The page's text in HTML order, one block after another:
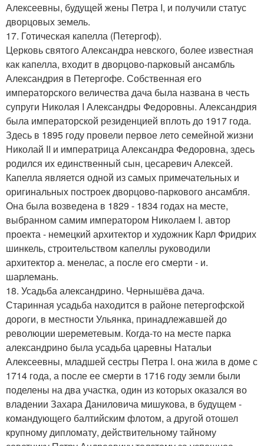
Алексеевны, будущей жены Петра I, и получили статус
дворцовых земель.
17. Готическая капелла (Петергоф).
Церковь святого Александра невского, более известная
как капелла, входит в дворцово-парковый ансамбль
Александрия в Петергофе. Собственная его
императорского величества дача была названа в честь
супруги Николая I Александры Федоровны. Александрия
была императорской резиденцией вплоть до 1917 года.
Здесь в 1895 году провели первое лето семейной жизни
Николай II и императрица Александра Федоровна, здесь
родился их единственный сын, цесаревич Алексей.
Капелла является одной из самых примечательных и
оригинальных построек дворцово-паркового ансамбля.
Она была возведена в 1829 - 1834 годах на месте,
выбранном самим императором Николаем I. автор
проекта - немецкий архитектор и художник Карл Фридрих
шинкель, строительством капеллы руководили
архитектор а. менелас, а после его смерти - и.
шарлемань.
18. Усадьба александрино. Чернышёва дача.
Старинная усадьба находится в районе петергофской
дороги, в местности Ульянка, принадлежавшей до
революции шереметевым. Когда-то на месте парка
александрино была усадьба царевны Натальи
Алексеевны, младшей сестры Петра I. она жила в доме с
1714 года, а после ее смерти в 1716 году земли были
поделены на два участка, один из которых оказался во
владении Захара Даниловича мишукова, в будущем -
командующего балтийским флотом, а другой отошел
крупному дипломату, действительному тайному